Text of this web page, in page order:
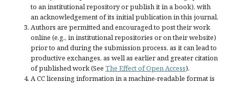
to an institutional repository or publish it in a book), with
an acknowledgement of its initial publication in this journal.
Authors are permitted and encouraged to post their work
online (e.g., in institutional repositories or on their website)
prior to and during the submission process, as it can lead to
productive exchanges, as well as earlier and greater citation
of published work (See The Effect of Open Access).
A CC licensing information in a machine-readable format is